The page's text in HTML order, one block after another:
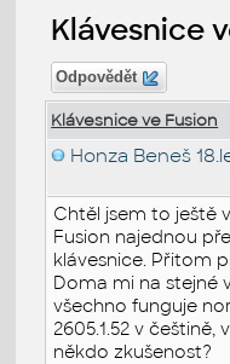
Klávesnice
Odpovědět
Klávesnice ve Fusion
Honza Beneš
Chtěl jsem to ještě
Fusion najednou
klávesnice. Přitom
Doma mi na stejné
všechno funguje
2605.1.52 v
někdo zkušenost?